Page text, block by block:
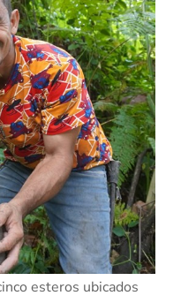
esteros ubicados